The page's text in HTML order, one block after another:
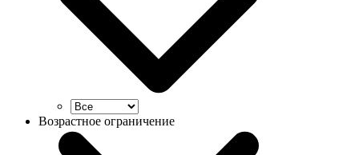
Возрастное ограничение